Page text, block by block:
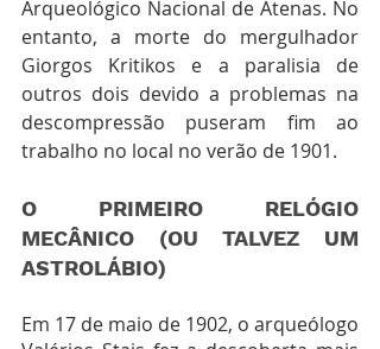
Arqueológico Nacional de Atenas. No
entanto, a morte do mergulhador
Giorgos Kritikos e a paralisia de
outros dois devido a problemas na
descompressão puseram fim ao
trabalho no local no verão de 1901.
O PRIMEIRO RELÓGIO
MECÂNICO (OU TALVEZ UM
ASTROLÁBIO)
Em 17 de maio de 1902, o arqueólogo